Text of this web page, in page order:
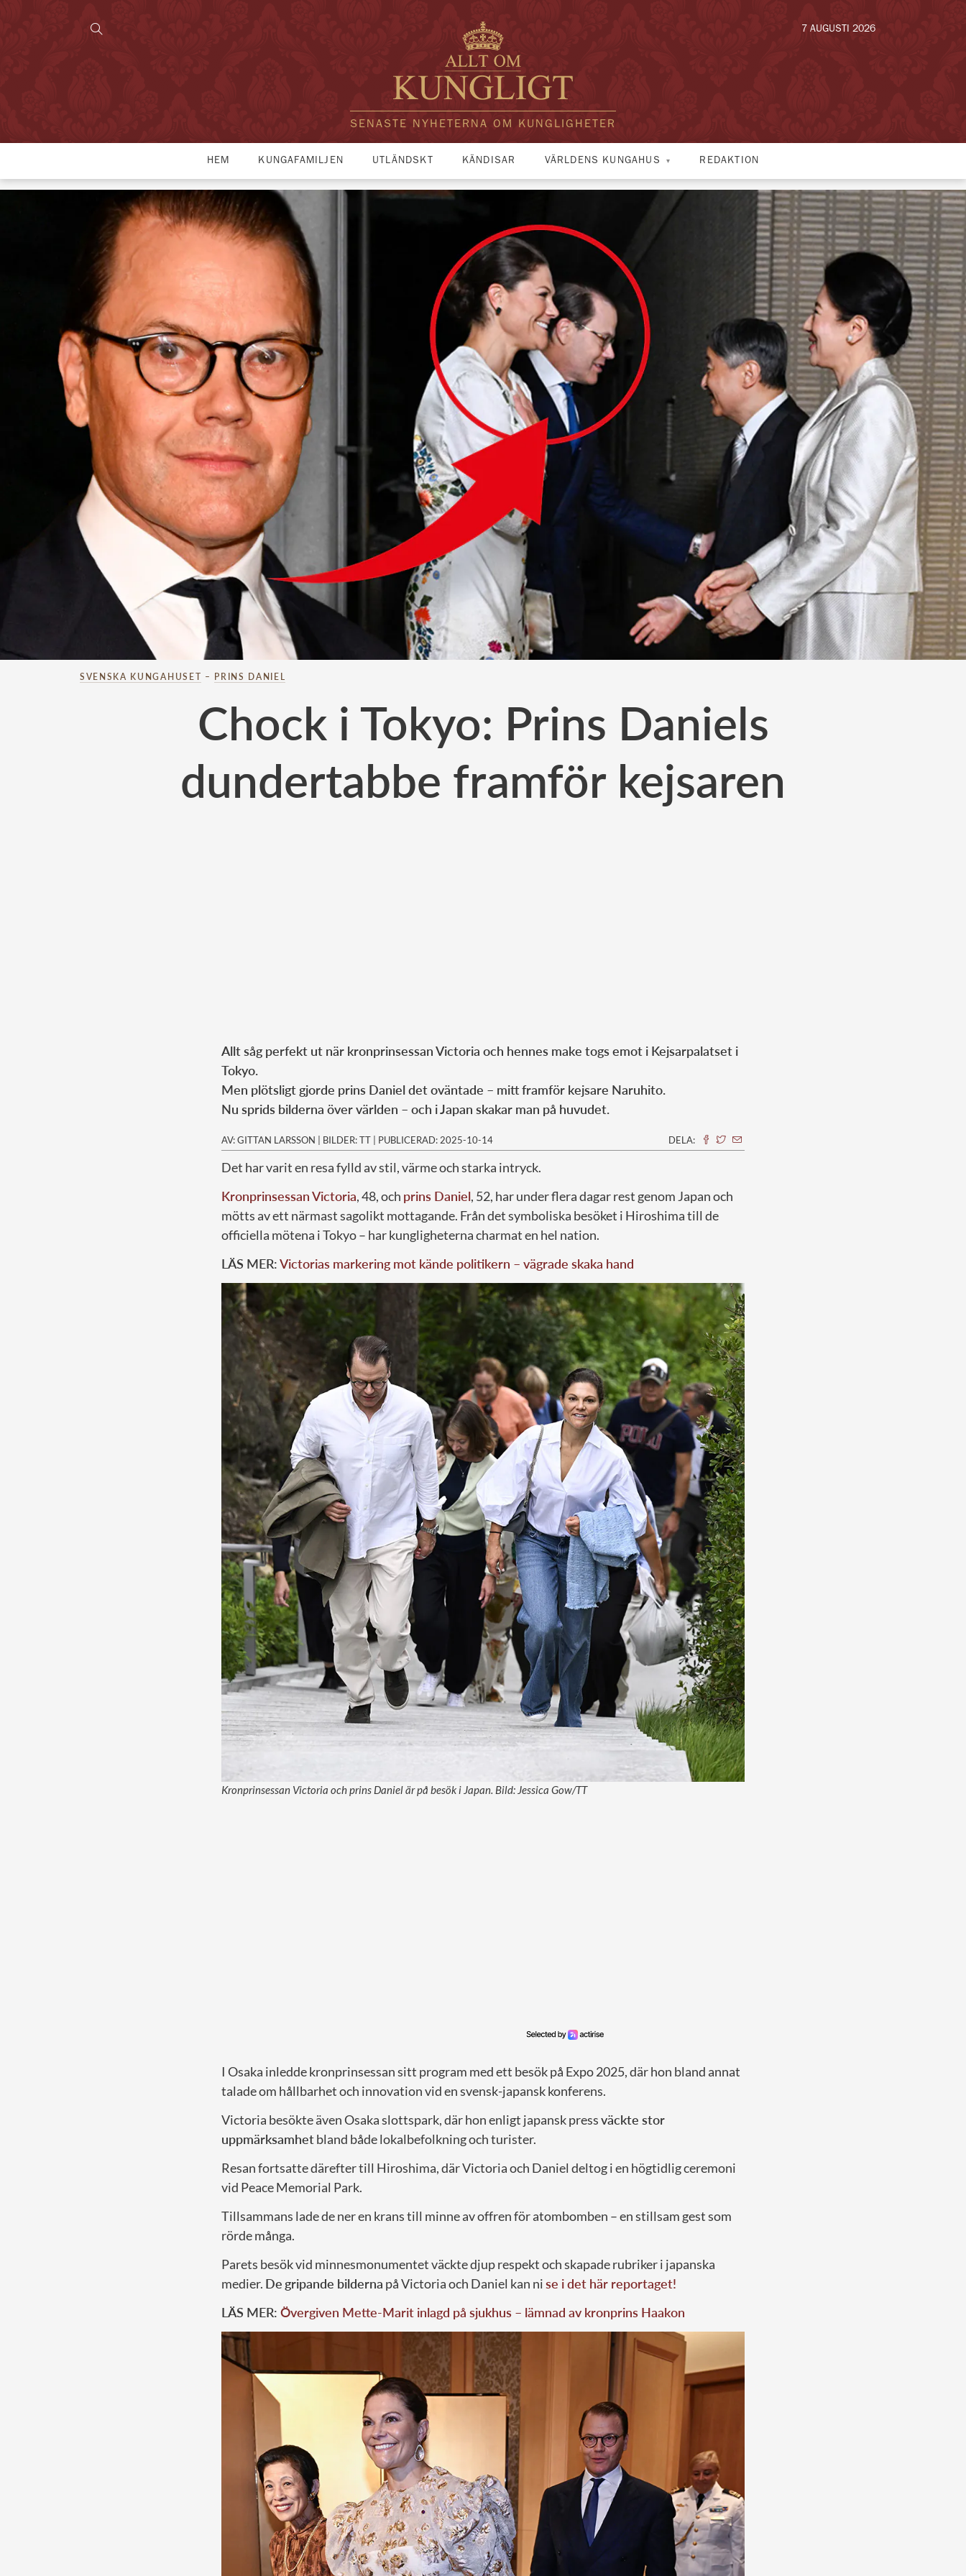
SENASTE NYHETERNA OM KUNGLIGHETER
7 AUGUSTI 2026
HEM KUNGAFAMILJEN UTLÄNDSKT KÄNDISAR VÄRLDENS KUNGAHUS REDAKTION
SVENSKA KUNGAHUSET – PRINS DANIEL
Chock i Tokyo: Prins Daniels
dundertabbe framför kejsaren
Allt såg perfekt ut när kronprinsessan Victoria och hennes make togs emot i Kejsarpalatset i
Tokyo.
Men plötsligt gjorde prins Daniel det oväntade – mitt framför kejsare Naruhito.
Nu sprids bilderna över världen – och i Japan skakar man på huvudet.
AV: GITTAN LARSSON | BILDER: TT | PUBLICERAD: 2025-10-14 DELA:
Det har varit en resa fylld av stil, värme och starka intryck.
Kronprinsessan Victoria, 48, och prins Daniel, 52, har under flera dagar rest genom Japan och
mötts av ett närmast sagolikt mottagande. Från det symboliska besöket i Hiroshima till de
officiella mötena i Tokyo – har kungligheterna charmat en hel nation.
LÄS MER:Victorias markering mot kände politikern – vägrade skaka hand
Kronprinsessan Victoria och prins Daniel är på besök i Japan. Bild: Jessica Gow/TT
I Osaka inledde kronprinsessan sitt program med ett besök på Expo 2025, där hon bland annat
talade om hållbarhet och innovation vid en svensk-japansk konferens.
Victoria besökte även Osaka slottspark, där hon enligt japansk pressväckte stor
uppmärksamhetbland både lokalbefolkning och turister.
Resan fortsatte därefter till Hiroshima, där Victoria och Daniel deltog i en högtidlig ceremoni
vid Peace Memorial Park.
Tillsammans lade de ner en krans till minne av offren för atombomben – en stillsam gest som
rörde många.
Parets besök vid minnesmonumentet väckte djup respekt och skapade rubriker i japanska
medier. De gripande bilderna på Victoria och Daniel kan nise i det här reportaget!
LÄS MER: Övergiven Mette-Marit inlagd på sjukhus – lämnad av kronprins Haakon